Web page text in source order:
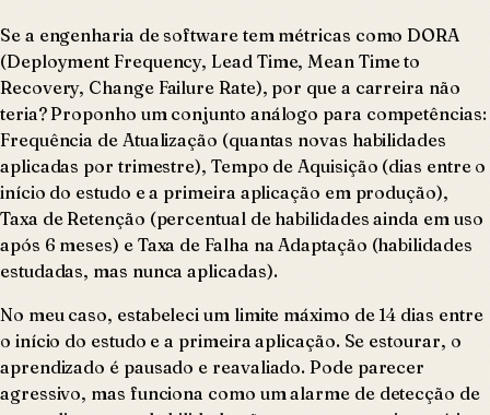
Se a engenharia de software tem métricas como DORA
(Deployment Frequency, Lead Time, Mean Time to
Recovery, Change Failure Rate), por que a carreira não
teria? Proponho um conjunto análogo para competências:
Frequência de Atualização (quantas novas habilidades
aplicadas por trimestre), Tempo de Aquisição (dias entre o
início do estudo e a primeira aplicação em produção),
Taxa de Retenção (percentual de habilidades ainda em uso
após 6 meses) e Taxa de Falha na Adaptação (habilidades
estudadas, mas nunca aplicadas).
No meu caso, estabeleci um limite máximo de 14 dias entre
o início do estudo e a primeira aplicação. Se estourar, o
aprendizado é pausado e reavaliado. Pode parecer
agressivo, mas funciona como um alarme de detecção de